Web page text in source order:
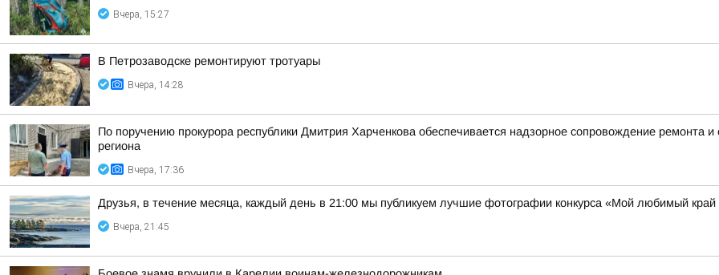
Вчера, 15:27
В Петрозаводске ремонтируют тротуары
Вчера, 14:28
По поручению прокурора республики Дмитрия Харченкова обеспечивается надзорное сопровождение ремонта
региона
Вчера, 17:36
Друзья, в течение месяца, каждый день в 21:00 мы публикуем лучшие фотографии конкурса «Мой любимый
Вчера, 21:45